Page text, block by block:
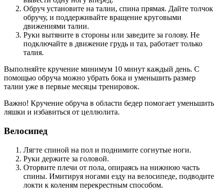
Обруч установите на талии, спина прямая. Дайте толчок
обручу, и поддерживайте вращение круговыми
движениями талии.
Руки вытяните в стороны или заведите за голову. Не
подключайте в движение грудь и таз, работает только
талия.
Выполняйте кручение минимум 10 минут каждый день. С
помощью обруча можно убрать бока и уменьшить размер
талии уже в первые месяцы тренировок.
Важно! Кручение обруча в области бедер помогает уменьшить
ляшки и избавиться от целлюлита.
Велосипед
Лягте спиной на пол и поднимите согнутые ноги.
Руки держите за головой.
Оторвите плечи от пола, опираясь на нижнюю часть
спины. Имитируя ногами езду на велосипеде, подводите
локти к коленям перекрестным способом.